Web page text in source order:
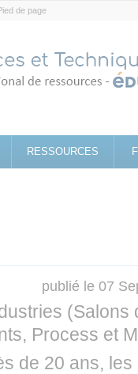
de page
RESSOURCES
publié le 07
(Salons
Process et
de 20 ans,